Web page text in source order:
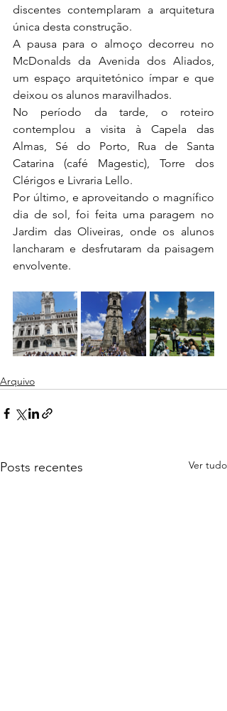
discentes contemplaram a arquitetura
única desta construção.
A pausa para o almoço decorreu no
McDonalds da Avenida dos Aliados,
um espaço arquitetónico ímpar e que
deixou os alunos maravilhados.
No período da tarde, o roteiro
contemplou a visita à Capela das
Almas, Sé do Porto, Rua de Santa
Catarina (café Magestic), Torre dos
Clérigos e Livraria Lello.
Por último, e aproveitando o magnífico
dia de sol, foi feita uma paragem no
Jardim das Oliveiras, onde os alunos
lancharam e desfrutaram da paisagem
envolvente.
Arquivo
Posts recentes Ver tudo